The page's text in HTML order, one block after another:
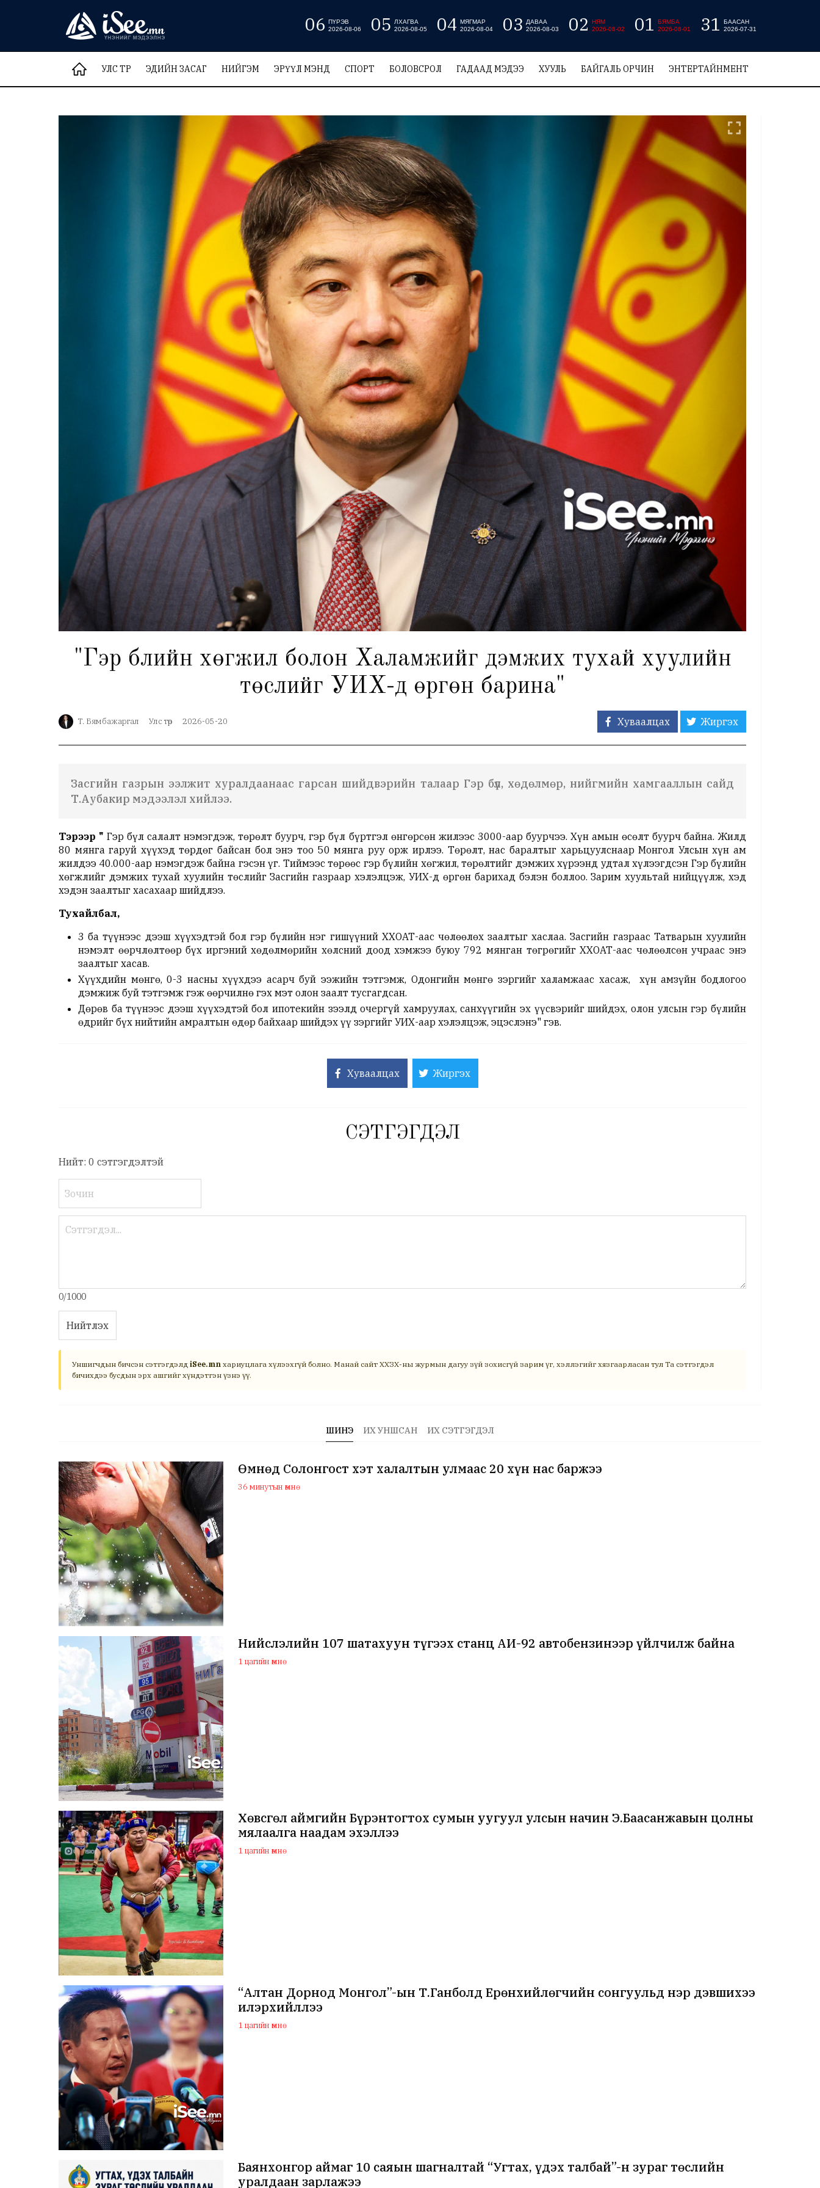
06 ПҮРЭВ
2026-08-06
05
ЛХАГВА
2026-08-05
04 МЯГМАР
2026-08-04
03
ДАВАА
2026-08-03
02
НЯМ
2026-08-02
01
БЯМБА
2026-08-01
31
БААСАН
2026-07-31
УЛС ТӨР ЭДИЙН ЗАСАГ НИЙГЭМ ЭРҮҮЛ МЭНД СПОРТ БОЛОВСРОЛ ГАДААД МЭДЭЭ ХУУЛЬ БАЙГАЛЬ ОРЧИН ЭНТЕРТАЙНМЕНТ
"Гэр бүлийн хөгжил болон Халамжийг дэмжих тухай хуулийн
төслийг УИХ-д өргөн барина"
Т. Бямбажаргал Улс төр 2026-05-20 Хуваалцах Жиргэх
Засгийн газрын ээлжит хуралдаанаас гарсан шийдвэрийн талаар Гэр бүл, хөдөлмөр, нийгмийн хамгааллын сайд
Т.Аубакир мэдээлэл хийлээ.
Тэрээр "Гэр бүл салалт нэмэгдэж, төрөлт буурч, гэр бүл бүртгэл өнгөрсөн жилээс 3000-аар буурчээ. Хүн амын өсөлт буурч байна. Жилд
80 мянга гаруй хүүхэд төрдөг байсан бол энэ тоо 50 мянга руу орж ирлээ. Төрөлт, нас баралтыг харьцуулснаар Монгол Улсын хүн ам
жилдээ 40.000-аар нэмэгдэж байна гэсэн үг. Тиймээс төрөөс гэр бүлийн хөгжил, төрөлтийг дэмжих хүрээнд удтал хүлээгдсэн Гэр бүлийн
хөгжлийг дэмжих тухай хуулийн төслийг Засгийн газраар хэлэлцэж, УИХ-д өргөн барихад бэлэн боллоо. Зарим хуультай нийцүүлж, хэд
хэдэн заалтыг хасахаар шийдлээ.
Тухайлбал,
3 ба түүнээс дээш хүүхэдтэй бол гэр бүлийн нэг гишүүний ХХОАТ-аас чөлөөлөх заалтыг хаслаа. Засгийн газраас Татварын хуулийн
нэмэлт өөрчлөлтөөр бүх иргэний хөдөлмөрийн хөлсний доод хэмжээ буюу 792 мянган төгрөгийг ХХОАТ-аас чөлөөлсөн учраас энэ
заалтыг хасав.
Хүүхдийн мөнгө, 0-3 насны хүүхдээ асарч буй ээжийн тэтгэмж, Одонгийн мөнгө зэргийг халамжаас хасаж, хүн амзүйн бодлогоо
дэмжиж буй тэтгэмж гэж өөрчилнө гэх мэт олон заалт тусгагдсан.
Дөрөв ба түүнээс дээш хүүхэдтэй бол ипотекийн зээлд очергүй хамруулах, санхүүгийн эх үүсвэрийг шийдэх, олон улсын гэр бүлийн
өдрийг бүх нийтийн амралтын өдөр байхаар шийдэх үү зэргийг УИХ-аар хэлэлцэж, эцэслэнэ" гэв.
Хуваалцах Жиргэх
СЭТГЭГДЭЛ
Нийт: 0 сэтгэгдэлтэй
0/1000
Нийтлэх
Уншигчдын бичсэн сэтгэгдэлд iSee.mn хариуцлага хүлээхгүй болно. Манай сайт ХХЗХ-ны журмын дагуу зүй зохисгүй зарим үг, хэллэгийг хязгаарласан тул Та сэтгэгдэл
бичихдээ бусдын эрх ашгийг хүндэтгэн үзнэ үү.
ШИНЭ ИХ УНШСАН ИХ СЭТГЭГДЭЛ
Өмнөд Солонгост хэт халалтын улмаас 20 хүн нас баржээ
36 минутын өмнө
Нийслэлийн 107 шатахуун түгээх станц АИ-92 автобензинээр үйлчилж байна
1 цагийн өмнө
Хөвсгөл аймгийн Бүрэнтогтох сумын уугуул улсын начин Э.Баасанжавын цолны
мялаалга наадам эхэллээ
1 цагийн өмнө
“Алтан Дорнод Монгол”-ын Т.Ганболд Ерөнхийлөгчийн сонгуульд нэр дэвшихээ
илэрхийллээ
1 цагийн өмнө
Баянхонгор аймаг 10 саяын шагналтай “Угтах, үдэх талбай”-н зураг төслийн
уралдаан зарлажээ